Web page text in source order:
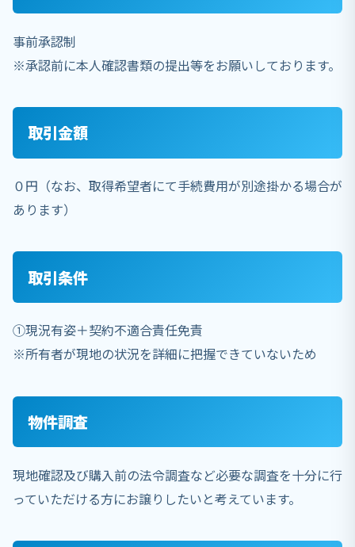
事前承認制
※承認前に本人確認書類の提出等をお願いしております。
取引金額
０円（なお、取得希望者にて手続費用が別途掛かる場合が
あります）
取引条件
①現況有姿＋契約不適合責任免責
※所有者が現地の状況を詳細に把握できていないため
物件調査
現地確認及び購入前の法令調査など必要な調査を十分に行
っていただける方にお譲りしたいと考えています。